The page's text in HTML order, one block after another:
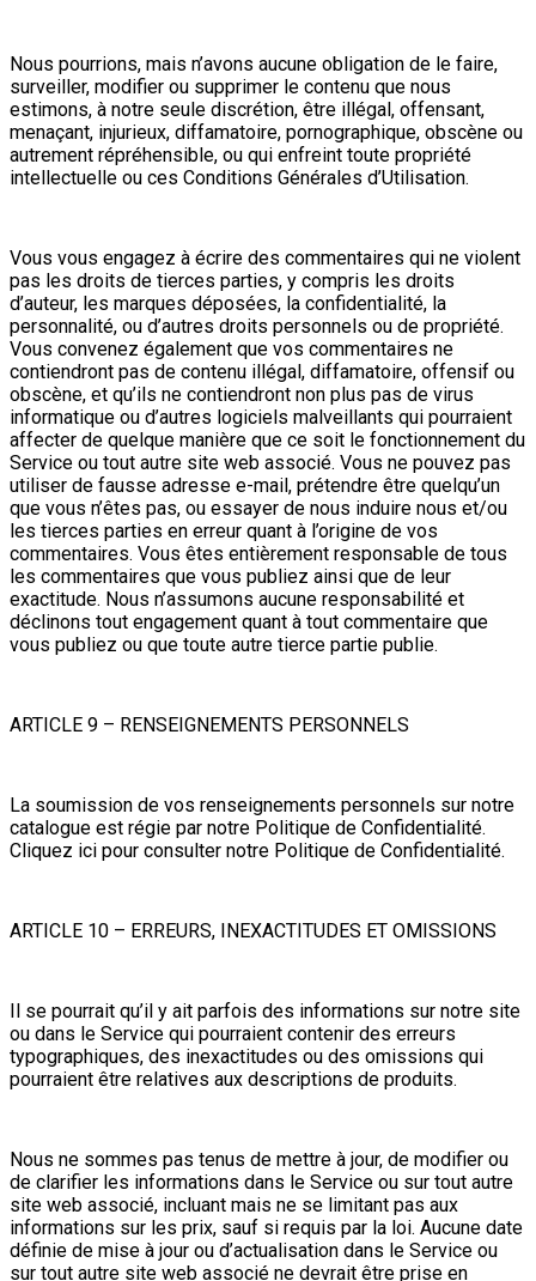
Nous pourrions, mais n’avons aucune obligation de le faire,
surveiller, modifier ou supprimer le contenu que nous
estimons, à notre seule discrétion, être illégal, offensant,
menaçant, injurieux, diffamatoire, pornographique, obscène ou
autrement répréhensible, ou qui enfreint toute propriété
intellectuelle ou ces Conditions Générales d’Utilisation.
Vous vous engagez à écrire des commentaires qui ne violent
pas les droits de tierces parties, y compris les droits
d’auteur, les marques déposées, la confidentialité, la
personnalité, ou d’autres droits personnels ou de propriété.
Vous convenez également que vos commentaires ne
contiendront pas de contenu illégal, diffamatoire, offensif ou
obscène, et qu’ils ne contiendront non plus pas de virus
informatique ou d’autres logiciels malveillants qui pourraient
affecter de quelque manière que ce soit le fonctionnement du
Service ou tout autre site web associé. Vous ne pouvez pas
utiliser de fausse adresse e-mail, prétendre être quelqu’un
que vous n’êtes pas, ou essayer de nous induire nous et/ou
les tierces parties en erreur quant à l’origine de vos
commentaires. Vous êtes entièrement responsable de tous
les commentaires que vous publiez ainsi que de leur
exactitude. Nous n’assumons aucune responsabilité et
déclinons tout engagement quant à tout commentaire que
vous publiez ou que toute autre tierce partie publie.
ARTICLE 9 – RENSEIGNEMENTS PERSONNELS
La soumission de vos renseignements personnels sur notre
catalogue est régie par notre Politique de Confidentialité.
Cliquez ici pour consulter notre Politique de Confidentialité.
ARTICLE 10 – ERREURS, INEXACTITUDES ET OMISSIONS
Il se pourrait qu’il y ait parfois des informations sur notre site
ou dans le Service qui pourraient contenir des erreurs
typographiques, des inexactitudes ou des omissions qui
pourraient être relatives aux descriptions de produits.
Nous ne sommes pas tenus de mettre à jour, de modifier ou
de clarifier les informations dans le Service ou sur tout autre
site web associé, incluant mais ne se limitant pas aux
informations sur les prix, sauf si requis par la loi. Aucune date
définie de mise à jour ou d’actualisation dans le Service ou
sur tout autre site web associé ne devrait être prise en